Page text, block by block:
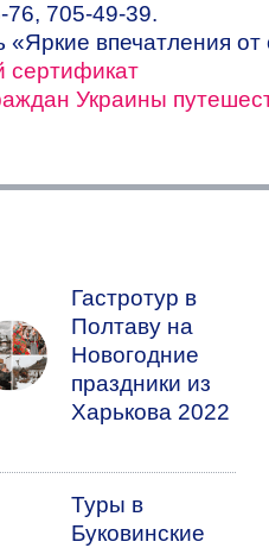
76, 705-49-39.
впечатления от
сертификат
Украины
Гастротур в
Полтаву на
Новогодние
праздники из
Харькова 2022
Туры в
Буковинские